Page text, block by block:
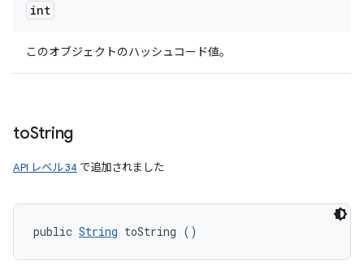
int
このオブジェクトのハッシュコード値。
toString
API レベル 34 で追加されました
public String toString ()